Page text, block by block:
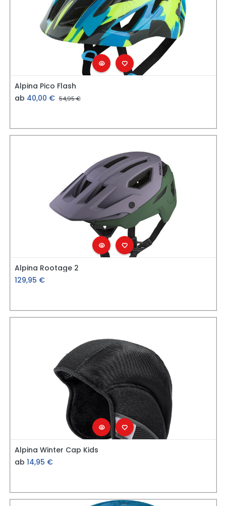
Alpina Pico Flash
ab 40,00 € 54,95€
Alpina Rootage 2
129,95 €
Alpina Winter Cap Kids
ab 14,95 €